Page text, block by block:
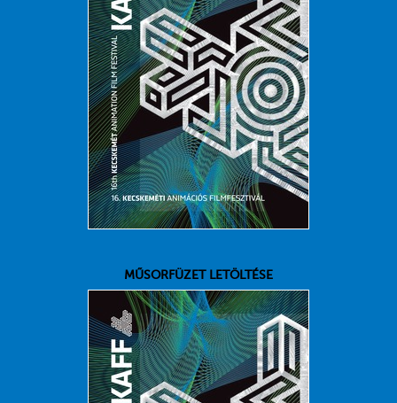
MŰSORFÜZET LETÖLTÉSE